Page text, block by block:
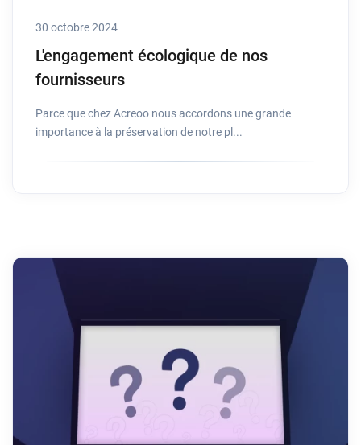
30 octobre 2024
L'engagement écologique de nos
fournisseurs
Parce que chez Acreoo nous accordons une grande
importance à la préservation de notre pl...